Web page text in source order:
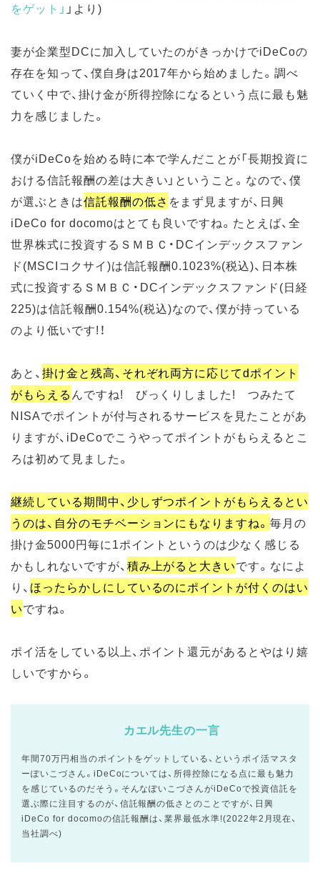
をゲット」 」より )
妻が企業型DCに加入していたのがきっかけでiDeCoの
存在を知って、僕自身は2017年から始めました。調べ
ていく中で、掛け金が所得控除になるという点に最も魅
力を感じました。
僕がiDeCoを始める時に本で学んだことが「長期投資に
おける信託報酬の差は大きい」ということ。なので、僕
が選ぶときは信託報酬の低さ をまず見ますが、日興
iDeCo for docomoはとても良いですね。たとえば、全
世界株式に投資するＳＭＢＣ・DCインデックスファン
ド(MSCIコクサイ)は信託報酬0.1023%(税込)、日本株
式に投資するＳＭＢＣ・DCインデックスファンド(日経
225)は信託報酬0.154%(税込)なので、僕が持っている
のより低いです!！
あと、掛け金と残高、それぞれ両方に応じてdポイント
がもらえるんですね! びっくりしました! つみたて
NISAでポイントが付与されるサービスを見たことがあ
りますが、iDeCoでこうやってポイントがもらえるとこ
ろは初めて見ました。
継続している期間中、少しずつポイントがもらえるとい
うのは、自分のモチベーションにもなりますね。毎月の
掛け金5000円毎に1ポイントというのは少なく感じる
かもしれないですが、積み上がると大きいです。なによ
り、 ほったらかしにしているのにポイントが付くのはい
いですね。
ポイ活をしている以上、ポイント還元があるとやはり嬉
しいですから。
カエル先生の一言
年間70万円相当のポイントをゲットしている、というポイ活マスタ
ーぽいこづさん。iDeCoについては、所得控除になる点に最も魅力
を感じているのだそう。そんなぽいこづさんがiDeCoで投資信託を
選ぶ際に注目するのが、信託報酬の低さとのことですが、日興
iDeCo for docomoの信託報酬は、業界最低水準!(2022年2月現在、
当社調べ)